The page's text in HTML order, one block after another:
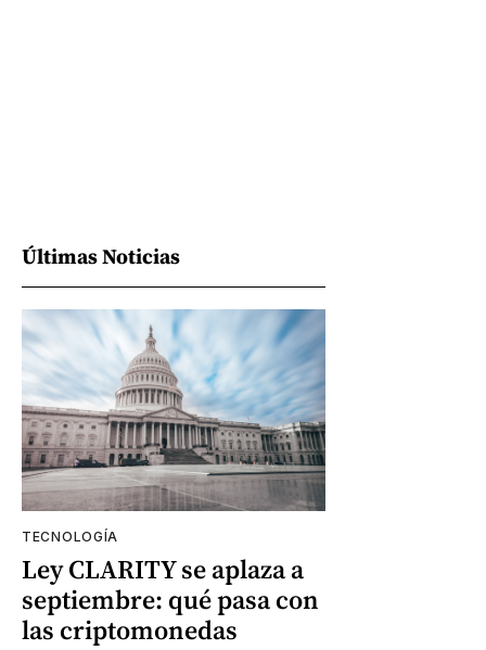
Últimas Noticias
TECNOLOGÍA
Ley CLARITY se aplaza a
septiembre: qué pasa con
las criptomonedas